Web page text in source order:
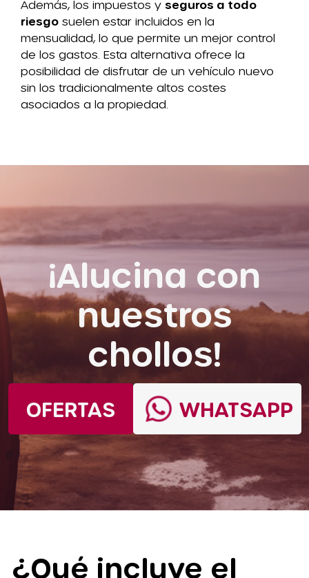
Además, los impuestos y seguros a todo
riesgo suelen estar incluidos en la
mensualidad, lo que permite un mejor control
de los gastos. Esta alternativa ofrece la
posibilidad de disfrutar de un vehículo nuevo
sin los tradicionalmente altos costes
asociados a la propiedad.
¡Alucina con
nuestros
chollos!
OFERTAS WHATSAPP
¿Qué incluye el